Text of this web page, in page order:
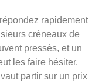
rapidement
créneaux de
pressés, et un
les faire hésiter.
partir sur un prix